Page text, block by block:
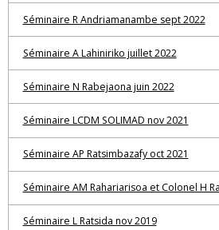
Séminaire R Andriamanambe sept 2022
Séminaire A Lahiniriko juillet 2022
Séminaire N Rabejaona juin 2022
Séminaire LCDM SOLIMAD nov 2021
Séminaire AP Ratsimbazafy oct 2021
Séminaire AM Rahariarisoa et Colonel H
Séminaire L Ratsida nov 2019